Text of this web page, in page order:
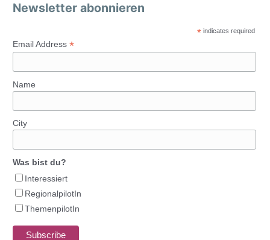
Newsletter abonnieren
* indicates required
Email Address *
Name
City
Was bist du?
Interessiert
RegionalpilotIn
ThemenpilotIn